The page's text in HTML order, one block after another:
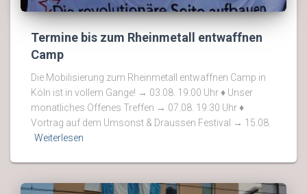
Termine bis zum Rheinmetall entwaffnen
Camp
Die Mobilisierung zum Rheinmetall entwaffnen Camp in
Köln ist in vollem Gange! → 03.08. 19:00 Uhr ♦ Unser
monatliches Offenes Treffen → 07.08. 19:30 Uhr ♦
Vortrag auf dem Umsonst & Draussen Festival → 15.08.
Weiterlesen